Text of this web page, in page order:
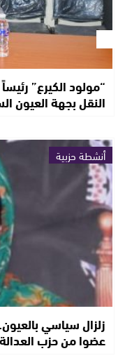
“مولود الكيرع”
النقل بجهة العيون
أنشطة حزبية
عضوا من حزب